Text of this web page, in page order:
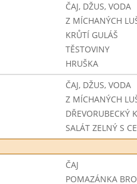
ČAJ, DŽUS, VODA
Z MÍCHANÝCH
KRŮTÍ GULÁŠ
TĚSTOVINY
HRUŠKA
ČAJ, DŽUS, VODA
Z MÍCHANÝCH
DŘEVORUBECKÝ
SALÁT ZELNÝ S
ČAJ
POMAZÁNKA